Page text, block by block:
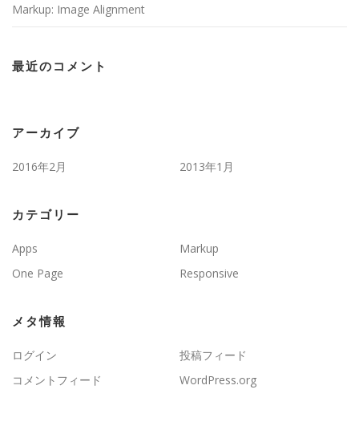
Markup: Image Alignment
最近のコメント
アーカイブ
2016年2月 2013年1月
カテゴリー
Apps
Markup
One Page
Responsive
メタ情報
ログイン
投稿フィード
コメントフィード
WordPress.org